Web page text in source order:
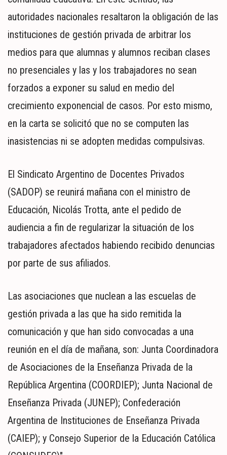
autoridades nacionales resaltaron la obligación de las
instituciones de gestión privada de arbitrar los
medios para que alumnas y alumnos reciban clases
no presenciales y las y los trabajadores no sean
forzados a exponer su salud en medio del
crecimiento exponencial de casos. Por esto mismo,
en la carta se solicitó que no se computen las
inasistencias ni se adopten medidas compulsivas.
El Sindicato Argentino de Docentes Privados
(SADOP) se reunirá mañana con el ministro de
Educación, Nicolás Trotta, ante el pedido de
audiencia a fin de regularizar la situación de los
trabajadores afectados habiendo recibido denuncias
por parte de sus afiliados.
Las asociaciones que nuclean a las escuelas de
gestión privada a las que ha sido remitida la
comunicación y que han sido convocadas a una
reunión en el día de mañana, son: Junta Coordinadora
de Asociaciones de la Enseñanza Privada de la
República Argentina (COORDIEP); Junta Nacional de
Enseñanza Privada (JUNEP); Confederación
Argentina de Instituciones de Enseñanza Privada
(CAIEP); y Consejo Superior de la Educación Católica